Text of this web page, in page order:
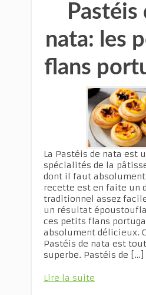
Pastéis
nata: les
flans
La Pastéis de nata est
spécialités de la
dont il faut absolument
recette est en faite un
traditionnel assez
un résultat
ces petits flans
absolument délicieux.
Pastéis de nata est
superbe. Pastéis de […]
Lire la suite